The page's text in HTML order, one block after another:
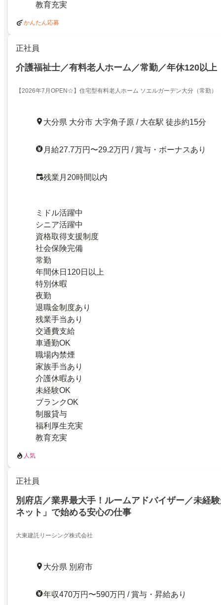
教育充実
かんたん応募
正社員
介護福祉士／有料老人ホーム／常勤／年休120以上
【2026年7月OPEN☆】住宅型有料老人ホーム ソエルガーデン大分（常勤）
大分県 大分市 大字角子原 / 大在駅 徒歩約15分
月給27.7万円〜29.2万円 / 賞与・ボーナスあり
残業月20時間以内
ミドル活躍中
シニア活躍中
資格取得支援制度
社会保険完備
常勤
年間休日120日以上
特別休暇
夜勤
退職金制度あり
残業手当あり
交通費支給
車通勤OK
職場内禁煙
家族手当あり
介護休暇あり
未経験OK
ブランクOK
制服貸与
福利厚生充実
教育充実
人気
正社員
別府店／業界最大手！ルームアドバイザー／未経
ネット」で始める安心の仕事
大東建託リーシング株式会社
大分県 別府市
年収470万円〜590万円 / 賞与・昇給あり